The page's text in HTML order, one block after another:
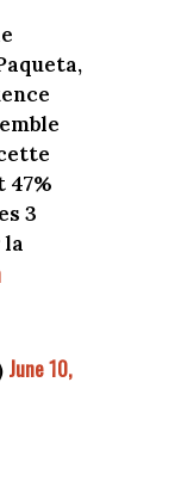
47%
3
la
June 10,